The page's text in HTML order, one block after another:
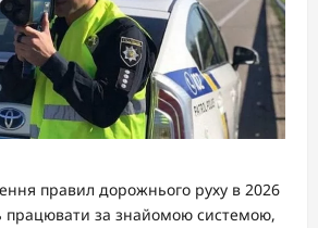
правил дорожнього руху в 2026
працювати за знайомою системою,